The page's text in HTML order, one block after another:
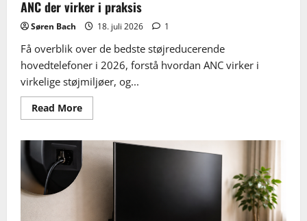
ANC der virker i praksis
Søren Bach 18. juli 2026 1
Få overblik over de bedste støjreducerende
hovedtelefoner i 2026, forstå hvordan ANC virker i
virkelige støjmiljøer, og...
Read MoreRead
more
hovedtelefoner
bedst
i